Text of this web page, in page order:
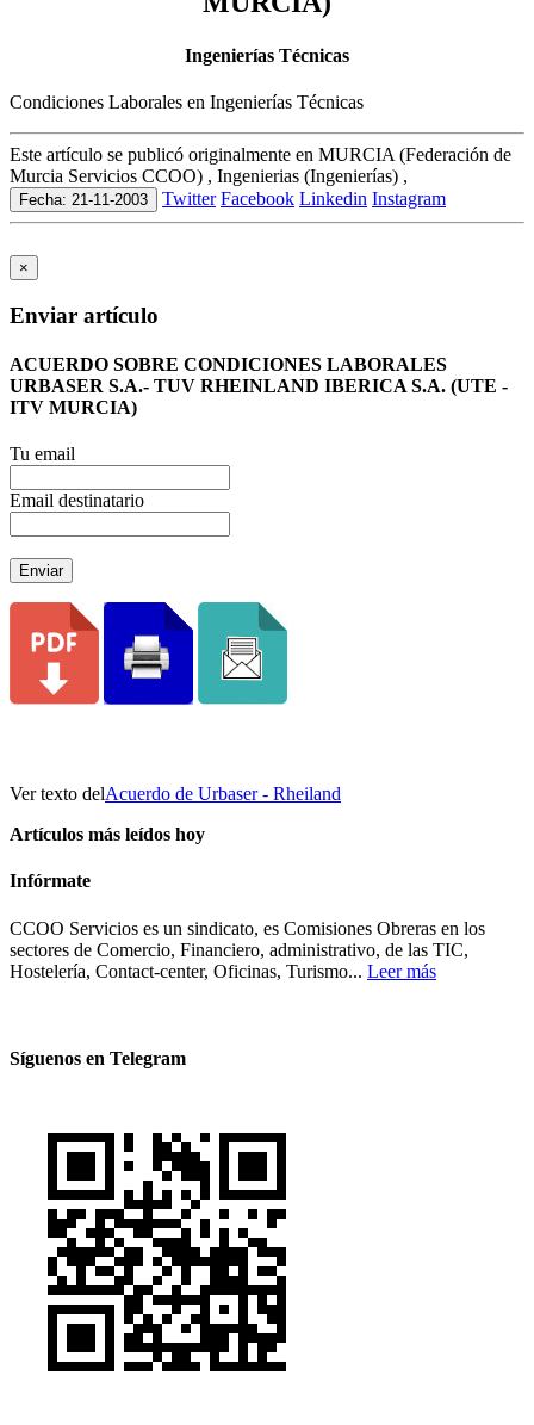
Ingenierías Técnicas
Condiciones Laborales en Ingenierías Técnicas
Este artículo se publicó originalmente en MURCIA (Federación de
Murcia Servicios CCOO) , Ingenierias (Ingenierías) ,
Fecha: 21-11-2003 Twitter Facebook Linkedin Instagram
×
Enviar artículo
ACUERDO SOBRE CONDICIONES LABORALES
URBASER S.A.- TUV RHEINLAND IBERICA S.A. (UTE -
ITV MURCIA)
Tu email
Email destinatario
Enviar
Ver texto delAcuerdo de Urbaser - Rheiland
Artículos más leídos hoy
Infórmate
CCOO Servicios es un sindicato, es Comisiones Obreras en los
sectores de Comercio, Financiero, administrativo, de las TIC,
Hostelería, Contact-center, Oficinas, Turismo... Leer más
Síguenos en Telegram